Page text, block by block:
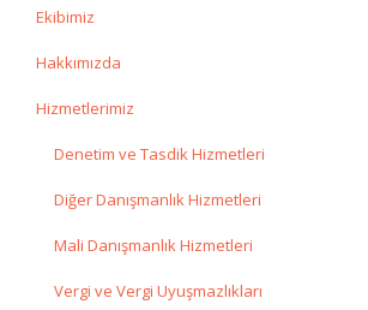
Ekibimiz
Hakkımızda
Hizmetlerimiz
Denetim ve Tasdik Hizmetleri
Diğer Danışmanlık Hizmetleri
Mali Danışmanlık Hizmetleri
Vergi ve Vergi Uyuşmazlıkları